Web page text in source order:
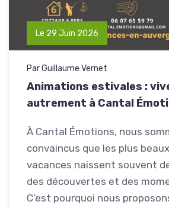
Le 29 Juin 2026
Par Guillaume Vernet
Animations estivales :
autrement à Cantal
À Cantal Émotions, nous
convaincus que les plus
vacances naissent souvent
des découvertes et des
C’est pourquoi nous